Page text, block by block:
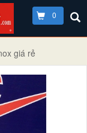
0
giá rẻ